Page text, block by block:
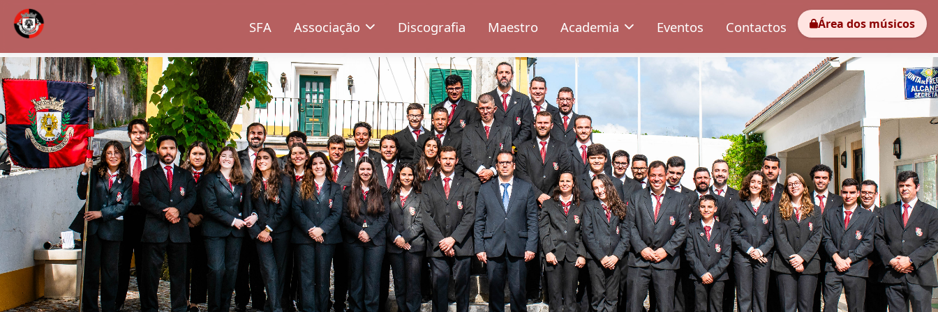
SFA Associação Discografia Maestro Academia Eventos Contactos Área dos músicos